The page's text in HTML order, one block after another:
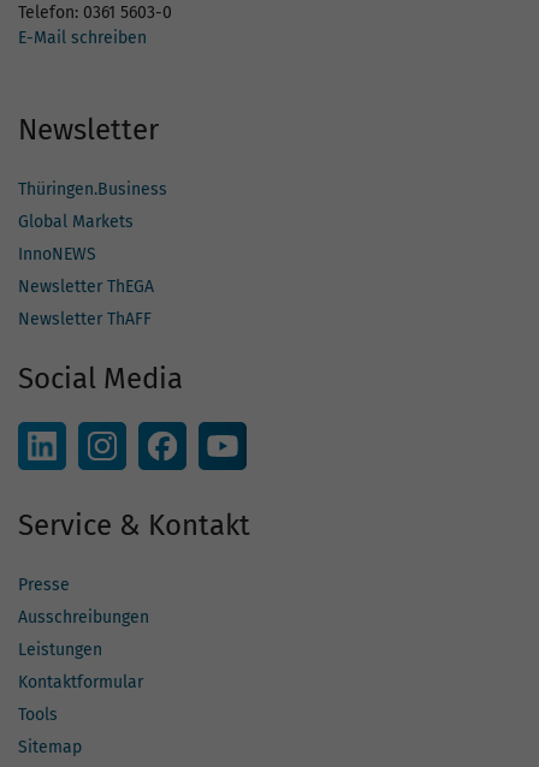
Telefon: 0361 5603-0
E-Mail schreiben
Newsletter
Thüringen.Business
Global Markets
InnoNEWS
Newsletter ThEGA
Newsletter ThAFF
Social Media
Service & Kontakt
Presse
Ausschreibungen
Leistungen
Kontaktformular
Tools
Sitemap